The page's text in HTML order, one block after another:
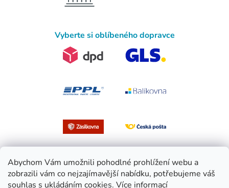
Abychom Vám umožnili pohodlné prohlížení webu a
zobrazili vám co nejzajímavější nabídku, potřebujeme váš
souhlas s ukládáním cookies. Více informací
Vyberte si oblíbeného dopravce